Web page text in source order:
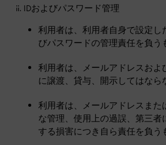
IDおよびパスワード管理
利用者は、利用者自身で設定し
びパスワードの管理責任を負う
利用者は、メールアドレスおよ
に譲渡、貸与、開示してはなら
利用者は、メールアドレスまた
な管理、使用上の過誤、第三者
する損害につき自ら責任を負う